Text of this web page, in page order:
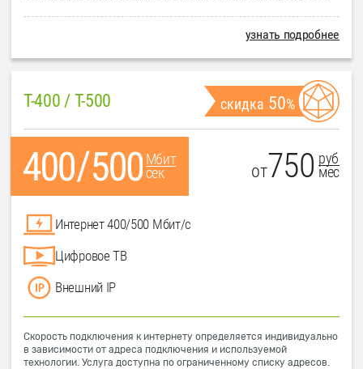
узнать подробнее
T-400 / T-500 скидка 50%
Мбит
сек
от750 руб
мес
Интернет 400/500 Мбит/с
Цифровое ТВ
Внешний IP
Скорость подключения к интернету определяется индивидуально
в зависимости от адреса подключения и используемой
технологии. Услуга доступна по ограниченному списку адресов.